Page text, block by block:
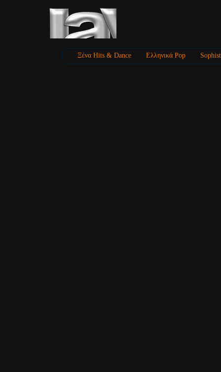
Ξένα Hits & Dance Ελληνικά Pop